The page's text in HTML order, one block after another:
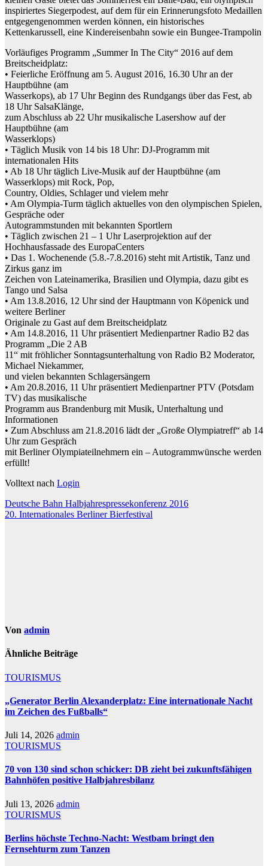
inspiriertes Siegerpodest, auf dem für ein Erinnerungsfoto Medaillen
entgegengenommen werden können, ein historisches
Kettenkarussell, eine Kindereisenbahn sowie ein Bungee-Trampolin
Vorläufiges Programm „Summer In The City“ 2016 auf dem
Breitscheidplatz:
• Feierliche Eröffnung am 5. August 2016, 16.30 Uhr an der
Hauptbühne (am
Wasserkops), ab 17 Uhr Beginn des Rundgangs über das Fest, ab
18 Uhr SalsaKlänge,
zum Abschluss ab 22 Uhr musikalische Lasershow auf der
Hauptbühne (am
Wasserklops)
• Täglich Musik von 14 bis 18 Uhr: DJ-Programm mit
internationalen Hits
• Ab 18 Uhr täglich Live-Musik auf der Hauptbühne (am
Wasserklops) mit Rock, Pop,
Country, Oldies, Schlager und vielem mehr
• Am Olympia-Turm täglich aktuelles von den olympischen Spielen,
Gespräche oder
Autogrammstunden mit bekannten Sportlern
• Täglich zwischen 21 – 1 Uhr Laserprojektion auf der
Hochhausfassade des EuropaCenters
• Das 1. Wochenende (5.8.-7.8.2016) steht mit Artistik, Tanz und
Zirkus ganz im
Zeichen von Lateinamerika, Brasilien und Olympia, dazu gibt es
Tango und Salsa
• Am 13.8.2016, 12 Uhr sind der Hauptmann von Köpenick und
weitere Berliner
Originale zu Gast auf dem Breitscheidplatz
• Am 14.8.2016, 11 Uhr präsentiert Medienpartner Radio B2 das
Programm „Die 2 AB
11“ mit fröhlicher Sonntagsunterhaltung von Radio B2 Moderator,
Michael Niekammer,
und vielen bekannten Schlagersängern
• Am 20.8.2016, 11 Uhr präsentiert Medienpartner PTV (Potsdam
TV) das musikalische
Programm aus Brandenburg mit Musik, Unterhaltung und
Informationen
• Zum Abschluss am 21.8.2016 lädt der „Große Olympiatreff“ ab 14
Uhr zum Gespräch
mit Berliner Olympiateilnehmern ein – Autogrammwünsche werden
erfüllt!
Volltext nach Login
Beitragsnavigation
Deutsche Bahn Halbjahrespressekonferenz 2016
20. Internationales Berliner Bierfestival
Von admin
Ähnliche Beiträge
TOURISMUS
„Generator Berlin Alexanderplatz: Eine internationale Nacht
im Zeichen des Fußballs“
Juli 14, 2026 admin
TOURISMUS
70 von 130 sind schon schicker: DB zieht bei zukunftsfähigen
Bahnhöfen positive Halbjahresbilanz
Juli 13, 2026 admin
TOURISMUS
Berlins höchste Techno-Nacht: Westbam bringt den
Fernsehturm zum Tanzen